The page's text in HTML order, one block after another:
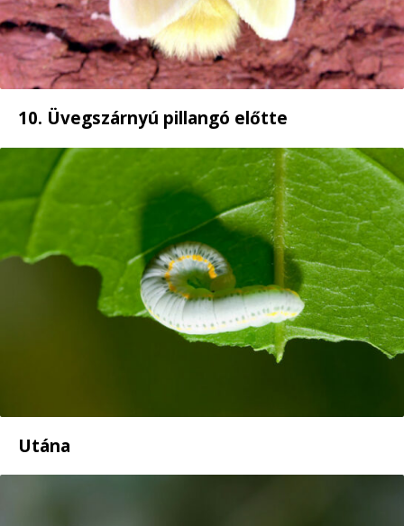
10. Üvegszárnyú pillangó előtte
Utána